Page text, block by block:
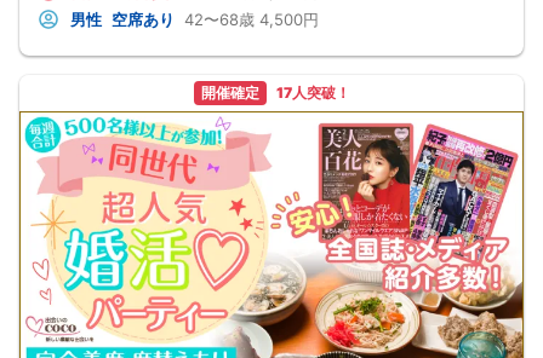
★「できれば、趣味を大切にしながら自然なかたちで出会いたい」
★★★★★そんなあなたのためのカラオケ好き交流イベントです！★★★★★
唄えなくても、唄わなくても、聴いてるだけでもOKです！
10人以内の少人数で、気軽に交流しましょう。
⚫️ジャンルは問いません！昭和歌謡、J-POP、演歌、洋楽、アイドルソングなど
何でもOK♪
⚫️「この曲、学生時代によく歌ったな〜」という懐かしい一曲も大歓迎！
⚫️もちろん「最新のヒット曲を歌いたい！」という方も大歓迎！
「女性一人でも参加しやすいかな…」そんな不安がある方もご安心を。
音楽が好きな仲間同士なので、初対面でも会話が自然と弾みます！
「昔よく歌ってた曲の話ができて嬉しかった！」
「好きな曲を一緒に口ずさめて、元気が出た！」
そんな声もたくさんいただいています！
あなたの「好き」が、きっと誰かの「好き」とつながる！
安心して楽しめる空間で、趣味から始まる素敵な出会いを見つけてください！！
飲食・アルコール持ち込み自由です！
＊最小催行人数 ２：２
＊中止判断と連絡は、前日の23時までに行います
男性 空席あり 42〜68歳 4,500円
開催確定 17人突破！